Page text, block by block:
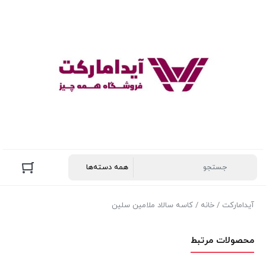
آیدامارکت / خانه / کاسه سالاد ملامین سلین
محصولات مرتبط